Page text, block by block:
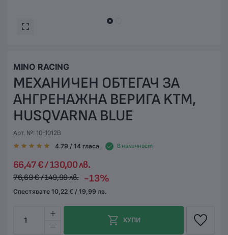
MINO RACING
МЕХАНИЧЕН ОБТЕГАЧ ЗА
АНГРЕНАЖНА ВЕРИГА KTM,
HUSQVARNA BLUE
Арт. №: 10-1012B
4.79 / 14 гласа В наличност
66,47 € / 130,00 лв.
76,69 € / 149,99 лв. -13%
Спестявате 10,22 € / 19,99 лв.
1 КУПИ